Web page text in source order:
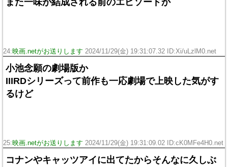
また一味が結成される前のエピソードか
24:映画.netがお送りします 2024/11/29(金) 19:31:07.32 ID:Xi/uLzlM0.net
小池念願の劇場版か
IIIRDシリーズって前作も一応劇場で上映した気がす
るけど
25:映画.netがお送りします 2024/11/29(金) 19:31:09.02 ID:cK0MFe4H0.net
コナンやキャッツアイに出てたからそんなに久しぶ